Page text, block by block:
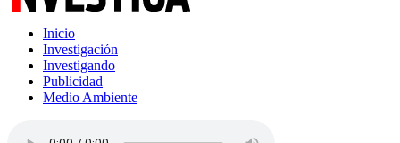
Inicio
Investigación
Investigando
Publicidad
Medio Ambiente